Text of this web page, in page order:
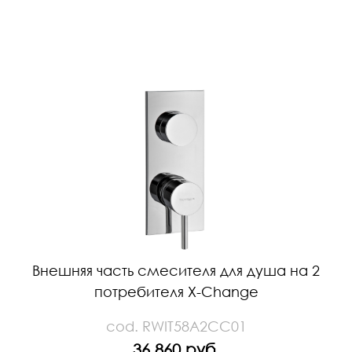
Внешняя часть смесителя для душа на 2
потребителя X-Change
cod. RWIT58A2CC01